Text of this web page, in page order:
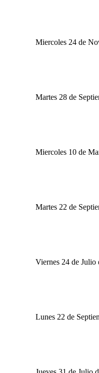
Miercoles 24 de
Martes 28 de
Miercoles 10 de
Martes 22 de
Viernes 24 de Julio
Lunes 22 de